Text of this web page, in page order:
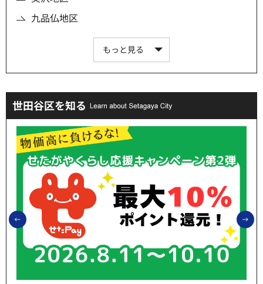
九品仏地区
もっと見る
世田谷区を知る
前のスライドを表示